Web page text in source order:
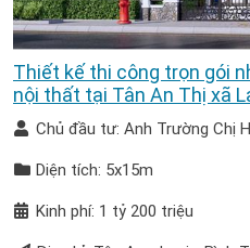
Thiết kế thi công trọn gói
nội thất tại Tân An Thị xã
Chủ đầu tư: Anh Trường Chị
Diện tích: 5x15m
Kinh phí: 1 tỷ 200 triệu